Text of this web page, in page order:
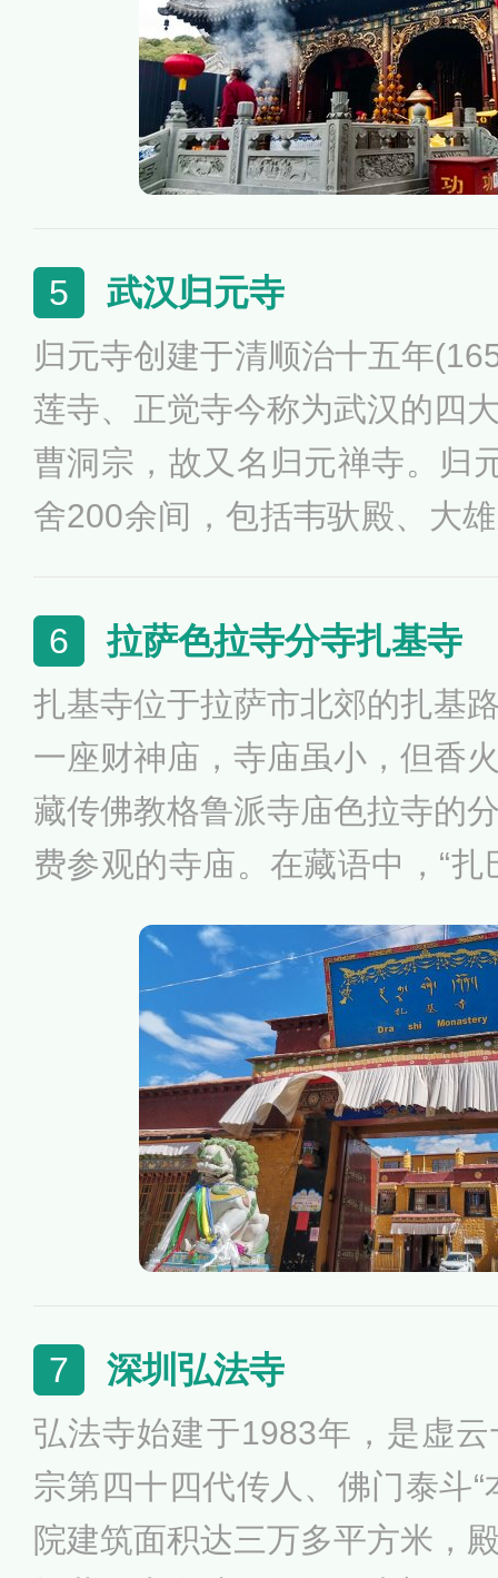
5 武汉归元寺
归元寺创建于清顺治十五年
莲寺、正觉寺今称为武汉的四
曹洞宗，故又名归元禅寺。归
舍200余间，包括韦驮殿、大
佛经、佛像、法物，还有石雕
籍。
6 拉萨色拉寺分寺扎基寺
扎基寺位于拉萨市北郊的扎基
一座财神庙，寺庙虽小，但香
藏传佛教格鲁派寺庙色拉寺的
费参观的寺庙。在藏语中，“
思，“基”是数字“4”的藏文变音
的寺庙”，这是因为最初的扎
位僧人管理。扎基寺的“财神爷
拉姆”。据说，这是拉萨城的护
化身，本在汉地，后随一位赴
拉萨（也有说是随文成公主进
7 深圳弘法寺
弘法寺始建于1983年，是虚
宗第四十四代传人、佛门泰斗
院建筑面积达三万多平方米，